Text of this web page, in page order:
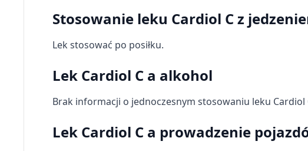
Stosowanie leku Cardiol C z
Lek stosować po posiłku.
Lek Cardiol C a alkohol
Brak informacji o jednoczesnym stosowaniu leku Cardiol
Lek Cardiol C a prowadzenie
Identyfikowanie urządzeń na podstawie aktywnie żądanych informacji
Cele przetwarzania inne niż IAB: